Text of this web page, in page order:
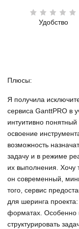
Удобство
Плюсы:
Я получила
сервиса GanttPRO в
интуитивно
освоение
возможность
задачу и в режиме
их выполнения. Хочу
он современный,
того, сервис
для шеринга
форматах. Особенно
структурировать